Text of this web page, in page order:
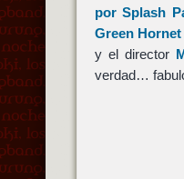
por Splash
Green Hornet
y el director
verdad…